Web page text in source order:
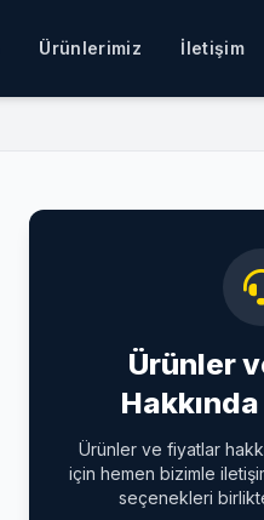
Ürünlerimiz İletişim
Ürünler
Ürünler ve fiyatlar
için hemen bizimle
seçenekleri